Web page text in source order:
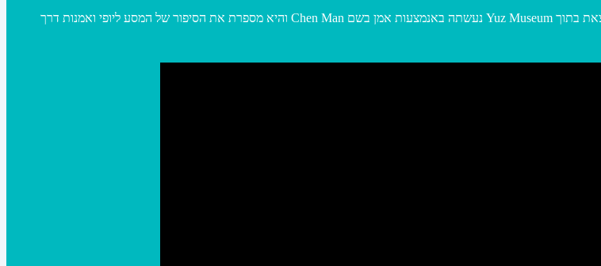
Lancôme השיקו סדרת תערוכות אמנות בסין- הראשונה בשנחאי, התערוכה שנמצאת בתוך Yuz Museum נעשתה באנמצעות אמן בשם Chen Man והיא מספרת את הסיפור של המסע ליופי ואמנות דרך